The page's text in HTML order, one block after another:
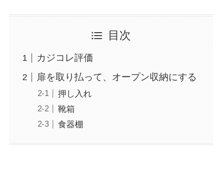
目次
カジコレ評価
扉を取り払って、オープン収納にする
押し入れ
靴箱
食器棚